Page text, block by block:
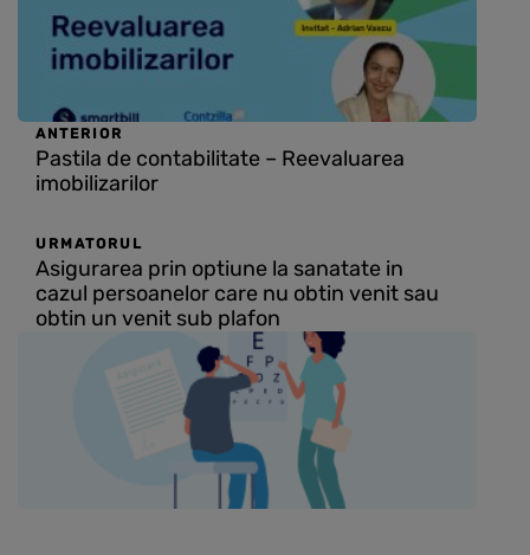
ANTERIOR
Pastila de contabilitate – Reevaluarea
imobilizarilor
URMATORUL
Asigurarea prin optiune la sanatate in
cazul persoanelor care nu obtin venit sau
obtin un venit sub plafon